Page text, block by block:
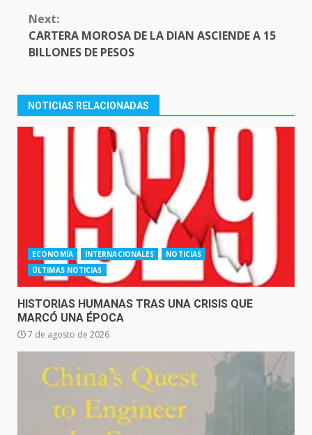
Next:
CARTERA MOROSA DE LA DIAN ASCIENDE A 15
BILLONES DE PESOS
NOTICIAS RELACIONADAS
ECONOMÍA INTERNACIONALES
NOTICIAS
ÚLTIMAS NOTICIAS
HISTORIAS HUMANAS TRAS UNA CRISIS QUE
MARCÓ UNA ÉPOCA
7 de agosto de 2026